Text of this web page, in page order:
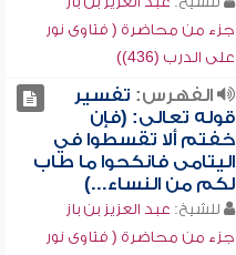
جزء من محاضرة ( فتاوى نور
على الدرب (436))
الفهرس: تفسير
قوله تعالى: (فإن
خفتم ألا تقسطوا في
اليتامى فانكحوا ما طاب
لكم من النساء...)
للشيخ: عبد العزيز بن باز
جزء من محاضرة ( فتاوى نور